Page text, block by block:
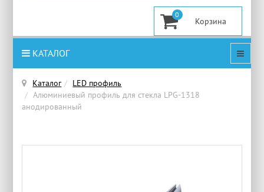
0
КАТАЛОГ
Каталог
LED профиль
Алюминиевый профиль для стекла LPG-1318
анодированный